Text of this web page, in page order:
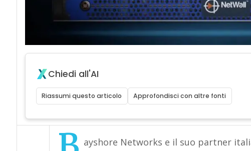
Chiedi all'AI
Riassumi questo articolo Approfondisci con altre fonti
ayshore Networks e il suo partner